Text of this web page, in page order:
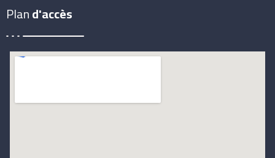
Pland'accès